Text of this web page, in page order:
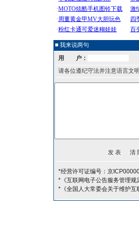
■ 我来说两句
用 户：
请各位遵纪守法并注意语言文明
*经营许可证编号：京
*《互联网电子公告服务管理规
*《全国人大常委会关于维护互